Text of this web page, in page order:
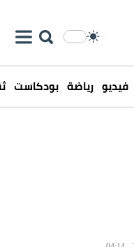
فيديو رياضة بودكاست